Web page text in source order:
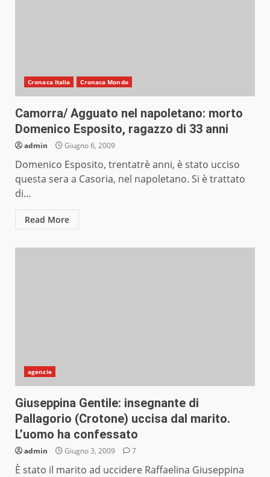
Cronaca Italia Cronaca Mondo
Camorra/ Agguato nel napoletano: morto
Domenico Esposito, ragazzo di 33 anni
admin Giugno 6, 2009
Domenico Esposito, trentatrè anni, è stato ucciso
questa sera a Casoria, nel napoletano. Si è trattato
di...
Read More
agenzie
Giuseppina Gentile: insegnante di
Pallagorio (Crotone) uccisa dal marito.
L’uomo ha confessato
admin Giugno 3, 2009 7
È stato il marito ad uccidere Raffaelina Giuseppina